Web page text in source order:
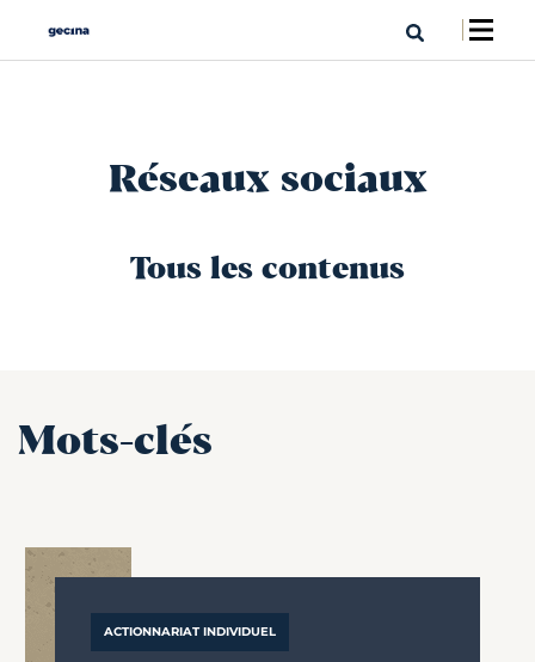
Réseaux sociaux
Tous les contenus
Mots-clés
ACTIONNARIAT INDIVIDUEL